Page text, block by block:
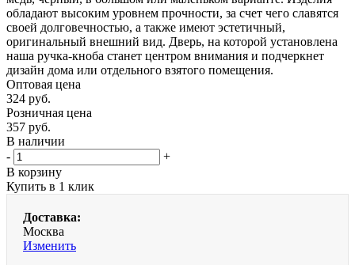
обладают высоким уровнем прочности, за счет чего славятся
своей долговечностью, а также имеют эстетичный,
оригинальный внешний вид. Дверь, на которой установлена
наша ручка-кноба станет центром внимания и подчеркнет
дизайн дома или отдельного взятого помещения.
Оптовая цена
324 руб.
Розничная цена
357 руб.
В наличии
-
+
В корзину
Купить в 1 клик
Доставка:
Москва
Изменить